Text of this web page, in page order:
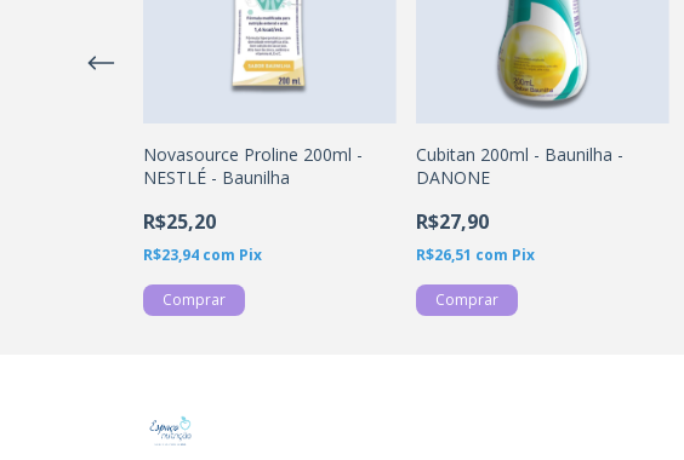
Novasource Proline 200ml -
NESTLÉ - Baunilha
R$25,20
R$23,94 com Pix
Cubitan 200ml - Baunilha -
DANONE
R$27,90
R$26,51 com Pix